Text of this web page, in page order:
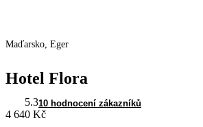
Maďarsko, Eger
Hotel Flora
5.310 hodnocení zákazníků
4 640 Kč